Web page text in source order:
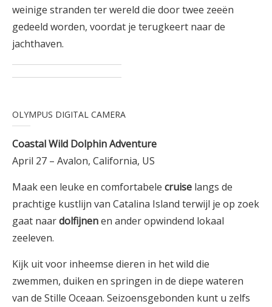
weinige stranden ter wereld die door twee zeeën
gedeeld worden, voordat je terugkeert naar de
jachthaven.
OLYMPUS DIGITAL CAMERA
Coastal Wild Dolphin Adventure
April 27 – Avalon, California, US
Maak een leuke en comfortabele cruise langs de
prachtige kustlijn van Catalina Island terwijl je op zoek
gaat naardolfijnenen ander opwindend lokaal
zeeleven.
Kijk uit voor inheemse dieren in het wild die
zwemmen, duiken en springen in de diepe wateren
van de Stille Oceaan. Seizoensgebonden kunt u zelfs